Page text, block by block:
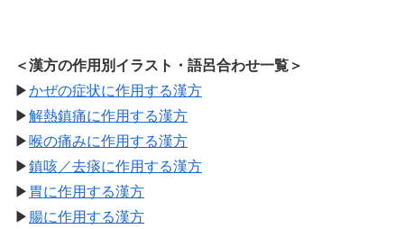
＜漢方の作用別イラスト・語呂合わせ一覧＞
▶かぜの症状に作用する漢方
▶解熱鎮痛に作用する漢方
▶ 喉の痛みに作用する漢方
▶鎮咳／去痰に作用する漢方
▶ 胃に作用する漢方
▶ 腸に作用する漢方